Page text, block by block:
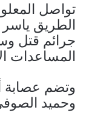
تواصل
الطريق
جرائم قتل
المساعدات
وتضم عصابة
وحميد